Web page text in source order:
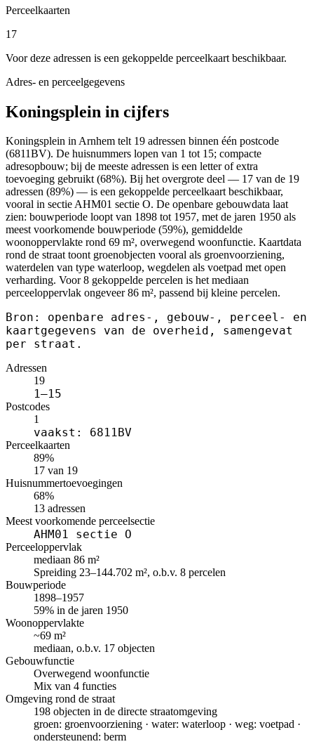
Perceelkaarten
17
Voor deze adressen is een gekoppelde perceelkaart beschikbaar.
Adres- en perceelgegevens
Koningsplein in cijfers
Koningsplein in Arnhem telt 19 adressen binnen één postcode
(6811BV). De huisnummers lopen van 1 tot 15; compacte
adresopbouw; bij de meeste adressen is een letter of extra
toevoeging gebruikt (68%). Bij het overgrote deel — 17 van de 19
adressen (89%) — is een gekoppelde perceelkaart beschikbaar,
vooral in sectie AHM01 sectie O. De openbare gebouwdata laat
zien: bouwperiode loopt van 1898 tot 1957, met de jaren 1950 als
meest voorkomende bouwperiode (59%), gemiddelde
woonoppervlakte rond 69 m², overwegend woonfunctie. Kaartdata
rond de straat toont groenobjecten vooral als groenvoorziening,
waterdelen van type waterloop, wegdelen als voetpad met open
verharding. Voor 8 gekoppelde percelen is het mediaan
perceeloppervlak ongeveer 86 m², passend bij kleine percelen.
Bron: openbare adres-, gebouw-, perceel- en
kaartgegevens van de overheid, samengevat
per straat.
Adressen
19
1–15
Postcodes
1
vaakst: 6811BV
Perceelkaarten
89%
17 van 19
Huisnummertoevoegingen
68%
13 adressen
Meest voorkomende perceelsectie
AHM01 sectie O
Perceeloppervlak
mediaan 86 m²
Spreiding 23–144.702 m², o.b.v. 8 percelen
Bouwperiode
1898–1957
59% in de jaren 1950
Woonoppervlakte
~69 m²
mediaan, o.b.v. 17 objecten
Gebouwfunctie
Overwegend woonfunctie
Mix van 4 functies
Omgeving rond de straat
198 objecten in de directe straatomgeving
groen: groenvoorziening · water: waterloop · weg: voetpad ·
ondersteunend: berm